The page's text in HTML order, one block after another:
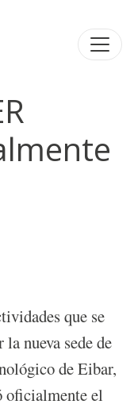
que se
nueva sede de
de Eibar,
oficialmente el